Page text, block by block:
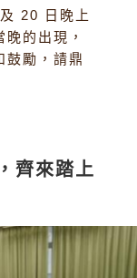
20 日晚上
的出現，
鼓勵，請鼎
齊來踏上